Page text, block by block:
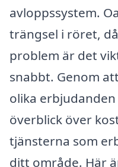
avloppssystem.
trängsel i röret,
problem är det
snabbt. Genom
olika
överblick över
tjänsterna som
ditt område. Här